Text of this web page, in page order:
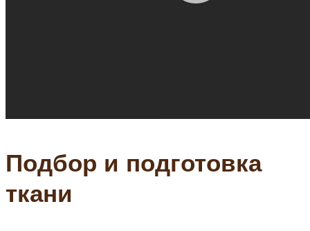
Подбор и подготовка
ткани